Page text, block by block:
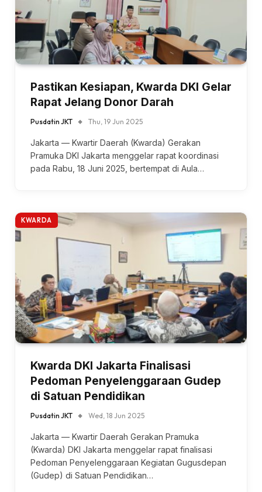
Pastikan Kesiapan, Kwarda DKI Gelar
Rapat Jelang Donor Darah
Pusdatin JKT Thu, 19 Jun 2025
Jakarta — Kwartir Daerah (Kwarda) Gerakan
Pramuka DKI Jakarta menggelar rapat koordinasi
pada Rabu, 18 Juni 2025, bertempat di Aula…
KWARDA
Kwarda DKI Jakarta Finalisasi
Pedoman Penyelenggaraan Gudep
di Satuan Pendidikan
Pusdatin JKT Wed, 18 Jun 2025
Jakarta — Kwartir Daerah Gerakan Pramuka
(Kwarda) DKI Jakarta menggelar rapat finalisasi
Pedoman Penyelenggaraan Kegiatan Gugusdepan
(Gudep) di Satuan Pendidikan…